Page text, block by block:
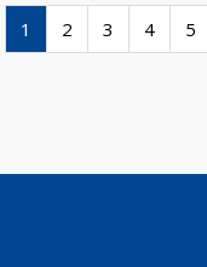
1 2 3 4 5